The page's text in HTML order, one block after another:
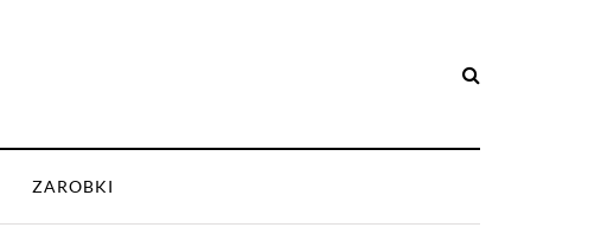
ZAROBKI